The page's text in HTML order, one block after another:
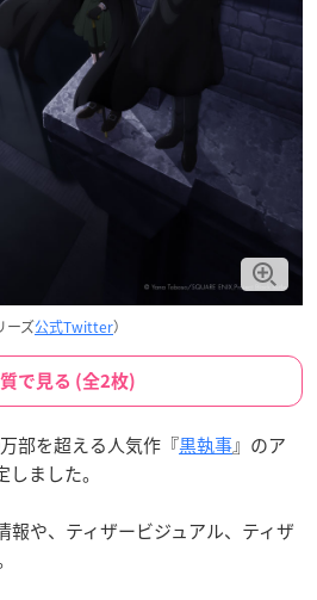
ーズ公式Twitter）
で見る (全2枚)
部を超える人気作『黒執事』のア
ました。
報や、ティザービジュアル、ティザ